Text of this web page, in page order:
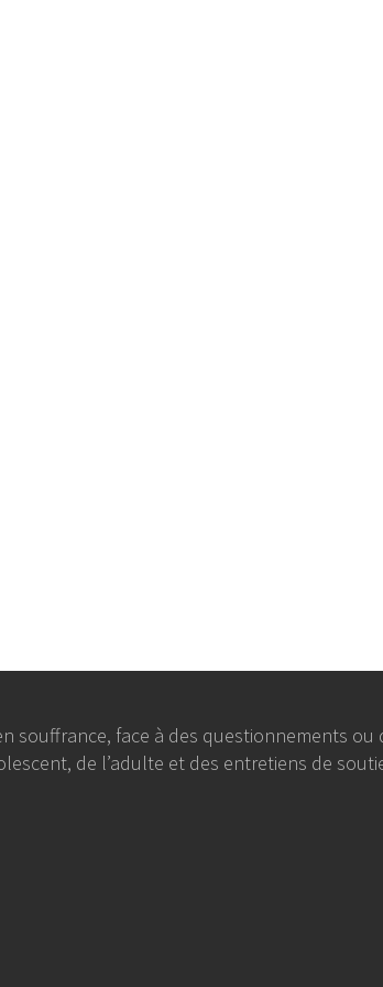
souffrance, face à des questionnements ou
de l’adulte et des entretiens de